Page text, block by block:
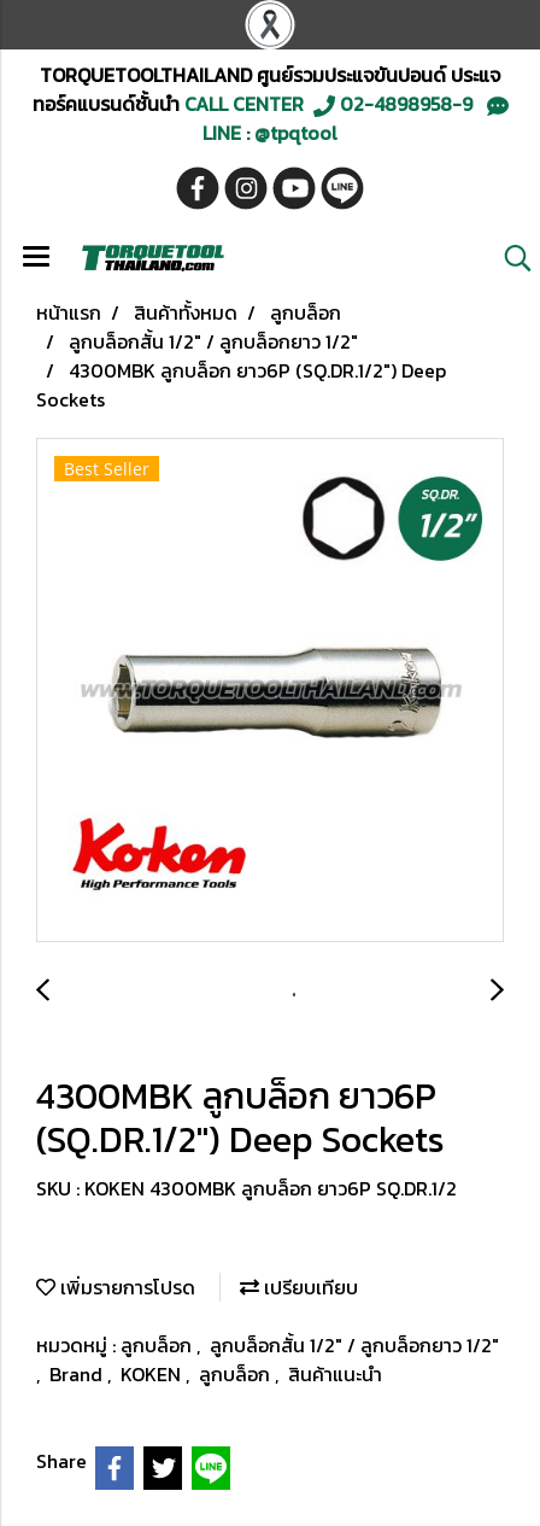
TORQUETOOLTHAILAND ศูนย์รวมประแจขันปอนด์ ประแจ
ทอร์คแบรนด์ชั้นนำCALL CENTER
02-4898958-9
LINE : @tpqtool
หน้าแรก สินค้าทั้งหมด
ลูกบล็อก
ลูกบล็อกสั้น 1/2" / ลูกบล็อกยาว 1/2"
4300MBK ลูกบล็อก ยาว6P (SQ.DR.1/2") Deep
Sockets
Best Seller
4300MBK ลูกบล็อก ยาว6P
(SQ.DR.1/2") Deep Sockets
SKU : KOKEN 4300MBK ลูกบล็อก ยาว6P SQ.DR.1/2
เพิ่มรายการโปรด
เปรียบเทียบ
หมวดหมู่ : ลูกบล็อก , ลูกบล็อกสั้น 1/2" / ลูกบล็อกยาว 1/2"
, Brand , KOKEN , ลูกบล็อก , สินค้าแนะนำ
Share